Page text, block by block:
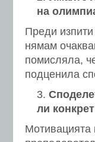
на
Преди
нямам
помисляла,
подценила
ли
Мотивацията